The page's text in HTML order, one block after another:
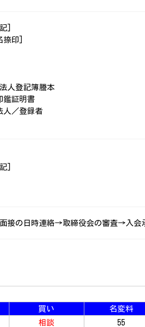
]
捺印]
人登記簿謄本
証明書
／登録者
]
接の日時連絡→取締役会の審査→入会
買い
名変料
相談 55